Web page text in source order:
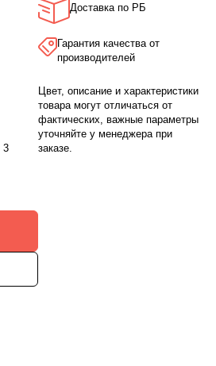
3
Доставка по РБ
Гарантия качества от
производителей
Цвет, описание и характеристики
товара могут отличаться от
фактических, важные параметры
уточняйте у менеджера при
заказе.